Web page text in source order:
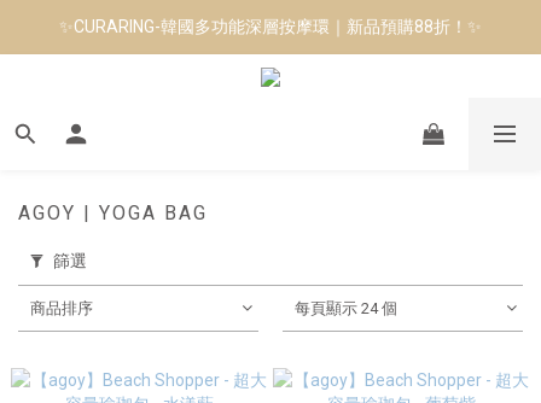
8月短跑滿額贈 | 88 神隊友，好禮爸氣登場
✨CURARING-韓國多功能深層按摩環｜新品預購88折！✨
Manduka-跟著青蛙去旅行｜快閃第二站-台南
8月短跑滿額贈 | 88 神隊友，好禮爸氣登場
AGOY | YOGA BAG
篩選
商品排序 每頁顯示 24 個